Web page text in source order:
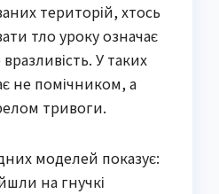
територій, хтось
тло уроку означає
У таких
не помічником, а
тривоги.
моделей показує:
на гнучкі